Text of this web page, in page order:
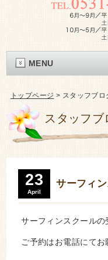
MENU
トップページ > スタッフブロ
スタッフブ
23
April
サーフィ
サーフィンスクールの
ご予約はお電話にてお